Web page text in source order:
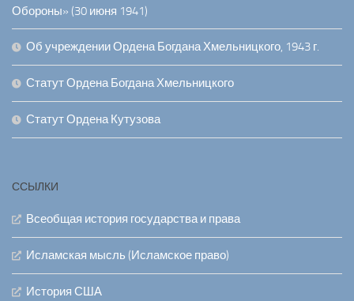
Обороны» (30 июня 1941)
Об учреждении Ордена Богдана Хмельницкого, 1943 г.
Статут Ордена Богдана Хмельницкого
Статут Ордена Кутузова
ССЫЛКИ
Всеобщая история государства и права
Исламская мысль (Исламское право)
История США